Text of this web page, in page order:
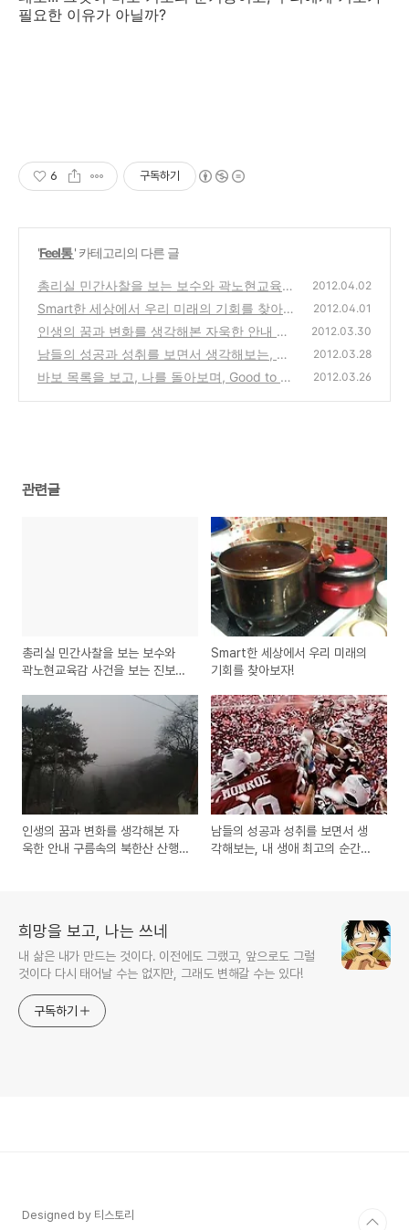
필요한 이유가 아닐까?
6 구독하기
'Feel통' 카테고리의 다른 글
총리실 민간사찰을 보는 보수와 곽노현교육감
사건을 보는 진보의 시각
(0)
2012.04.02
Smart한 세상에서 우리 미래의 기회를 찾아보
자!
(0)
2012.04.01
인생의 꿈과 변화를 생각해본 자욱한 안내 구
름속의 북한산 산행기
(0)
2012.03.30
남들의 성공과 성취를 보면서 생각해보는, 내
생애 최고의 순간은?
(0)
2012.03.28
바보 목록을 보고, 나를 돌아보며, Good to Gr
2012.03.26
관련글
총리실 민간사찰을 보는 보수와
곽노현교육감 사건을 보는 진보의
Smart한 세상에서 우리 미래의
기회를 찾아보자!
인생의 꿈과 변화를 생각해본 자
욱한 안내 구름속의 북한산 산행
남들의 성공과 성취를 보면서 생
각해보는, 내 생애 최고의 순간
희망을 보고, 나는 쓰네
내 삶은 내가 만드는 것이다. 이전에도 그랬고, 앞으로도 그럴
것이다 다시 태어날 수는 없지만, 그래도 변해갈 수는 있다!
구독하기
Designed by 티스토리